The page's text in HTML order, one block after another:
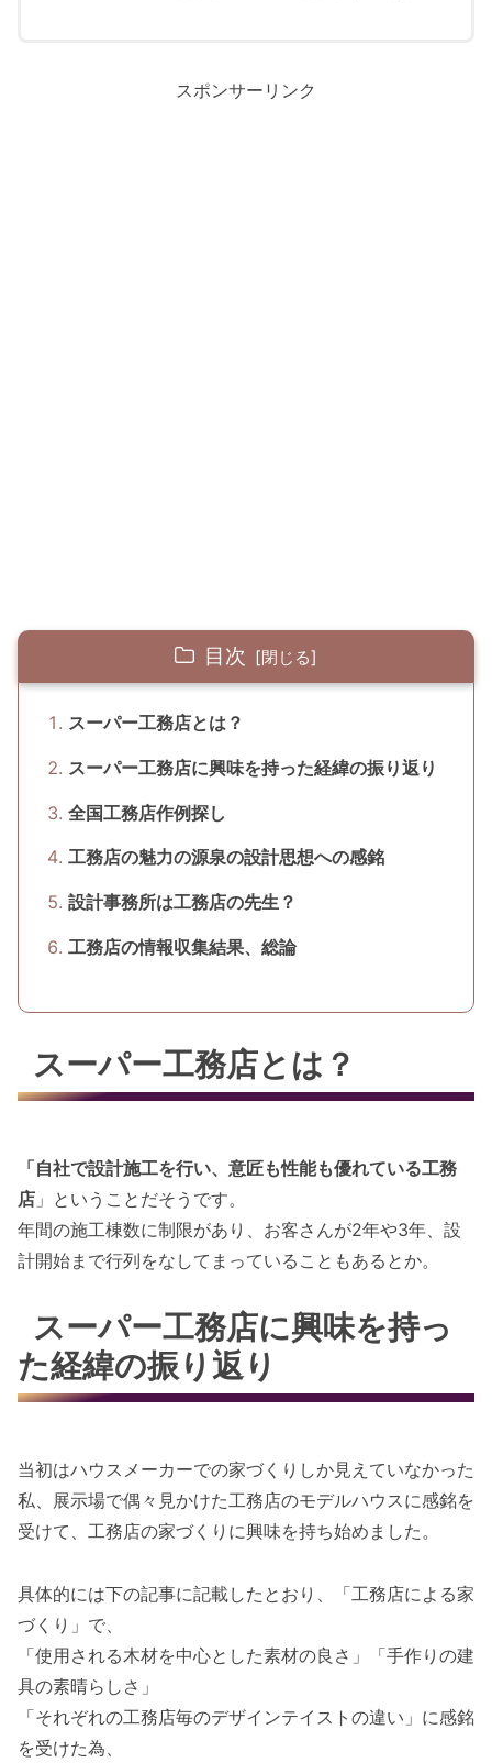
スポンサーリンク
目次
スーパー工務店とは？
スーパー工務店に興味を持った経緯の振り返り
全国工務店作例探し
工務店の魅力の源泉の設計思想への感銘
設計事務所は工務店の先生？
工務店の情報収集結果、総論
スーパー工務店とは？
「自社で設計施工を行い、意匠も性能も優れている工務
店 」ということだそうです。
年間の施工棟数に制限があり、お客さんが2年や3年、設
計開始まで行列をなしてまっていることもあるとか。
スーパー工務店に興味を持っ
た経緯の振り返り
当初はハウスメーカーでの家づくりしか見えていなかった
私、展示場で偶々見かけた工務店のモデルハウスに感銘を
受けて、工務店の家づくりに興味を持ち始めました。
具体的には下の記事に記載したとおり、「工務店による家
づくり」で、
「使用される木材を中心とした素材の良さ」「手作りの建
具の素晴らしさ」
「それぞれの工務店毎のデザインテイストの違い」に感銘
を受けた為、